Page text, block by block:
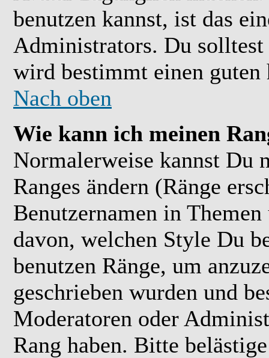
benutzen kannst, ist das
Administrators. Du
wird bestimmt einen guten
Nach oben
Wie kann ich meinen
Normalerweise kannst Du
Ranges ändern (Ränge
Benutzernamen in
davon, welchen Style Du
benutzen Ränge, um
geschrieben wurden und
Moderatoren oder
Rang haben. Bitte